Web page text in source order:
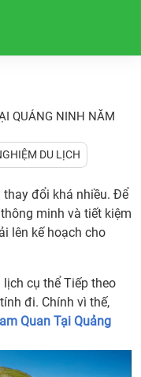
QUẢNG NINH NĂM
DU LỊCH
thay đổi khá nhiều. Để
minh và tiết kiệm
lên kế hoạch cho
cụ thể Tiếp theo
đi. Chính vì thế,
Quan Tại Quảng